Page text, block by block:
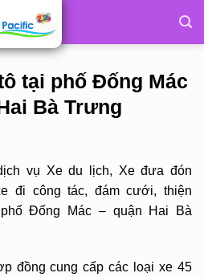
tại phố Đống Mác
Bà Trưng
vụ Xe du lịch, Xe đưa đón
đi công tác, đám cưới, thiện
Đống Mác – quận Hai Bà
đồng cung cấp các loại xe 45